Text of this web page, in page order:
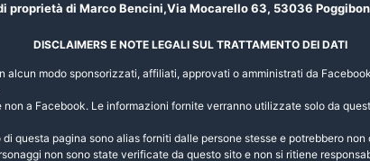
proprietà di Marco Bencini,Via Mocarello 63, 53036
DISCLAIMERS E NOTE LEGALI SUL TRATTAMENTO DEI DATI
modo sponsorizzati, affiliati, approvati o amministrati da
a Facebook. Le informazioni fornite verranno utilizzate solo da
questa pagina sono alias forniti dalle persone stesse e potrebbero
non sono state verificate da questo sito e non si ritiene